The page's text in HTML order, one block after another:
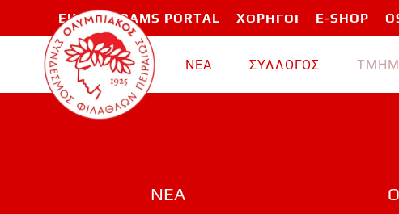
Skip to main content
EU PROGRAMS PORTAL ΧΟΡΗΓΟΙ E-SHOP
ΝΕΑ ΣΥΛΛΟΓΟΣ
ΝΕΑ